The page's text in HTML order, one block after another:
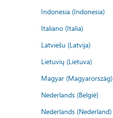
Indonesia (Indonesia)
Italiano (Italia)
Latviešu (Latvija)
Lietuvių (Lietuva)
Magyar (Magyarország)
Nederlands (België)
Nederlands (Nederland)